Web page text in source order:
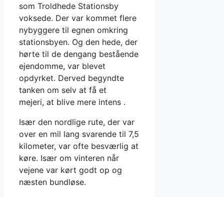
som Troldhede Stationsby
voksede. Der var kommet flere
nybyggere til egnen omkring
stationsbyen. Og den hede, der
hørte til de dengang bestående
ejendomme, var blevet
opdyrket. Derved begyndte
tanken om selv at få et
mejeri, at blive mere intens .
Især den nordlige rute, der var
over en mil lang svarende til 7,5
kilometer, var ofte besværlig at
køre. Især om vinteren når
vejene var kørt godt op og
næsten bundløse.